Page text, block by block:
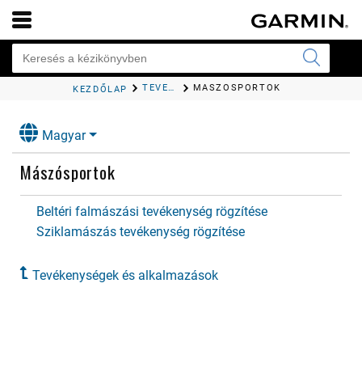
KEZDŐLAP TEVÉKENYSÉGEK ÉS ALKALMAZÁSOK MÁSZÓSPORTOK
Magyar
Mászósportok
Beltéri falmászási tevékenység rögzítése
Sziklamászás tevékenység rögzítése
Tevékenységek és alkalmazások